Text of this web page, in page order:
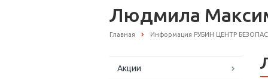
Людмила
Главная Информация РУБИН ЦЕНТР
Акции